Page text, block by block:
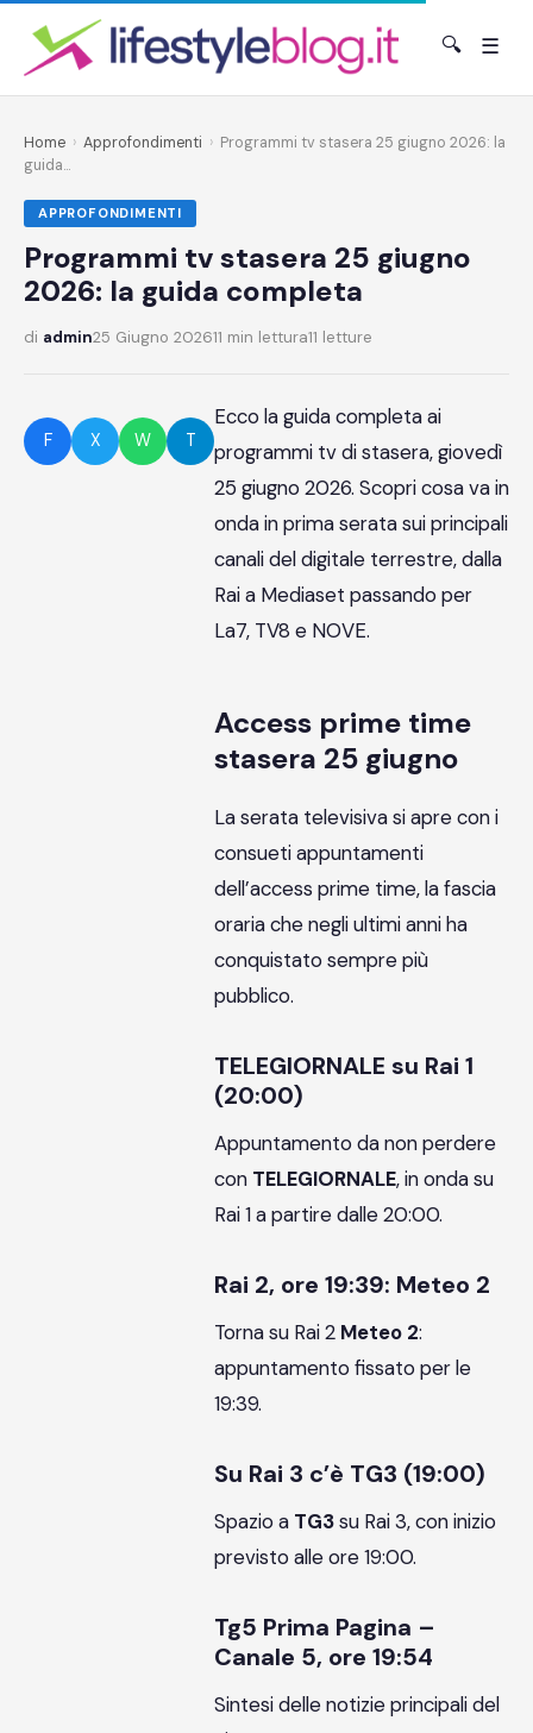
🔍 ☰
Home › Approfondimenti › Programmi tv stasera 25 giugno 2026: la
guida...
APPROFONDIMENTI
Programmi tv stasera 25 giugno
2026: la guida completa
di admin25 Giugno 202611 min lettura11 letture
F X W T
Ecco la guida completa ai
programmi tv di stasera, giovedì
25 giugno 2026. Scopri cosa va in
onda in prima serata sui principali
canali del digitale terrestre, dalla
Rai a Mediaset passando per
La7, TV8 e NOVE.
Access prime time
stasera 25 giugno
La serata televisiva si apre con i
consueti appuntamenti
dell’access prime time, la fascia
oraria che negli ultimi anni ha
conquistato sempre più
pubblico.
TELEGIORNALE su Rai 1
(20:00)
Appuntamento da non perdere
con TELEGIORNALE, in onda su
Rai 1 a partire dalle 20:00.
Rai 2, ore 19:39: Meteo 2
Torna su Rai 2 Meteo 2:
appuntamento fissato per le
19:39.
Su Rai 3 c’è TG3 (19:00)
Spazio a TG3su Rai 3, con inizio
previsto alle ore 19:00.
Tg5 Prima Pagina –
Canale 5, ore 19:54
Sintesi delle notizie principali del